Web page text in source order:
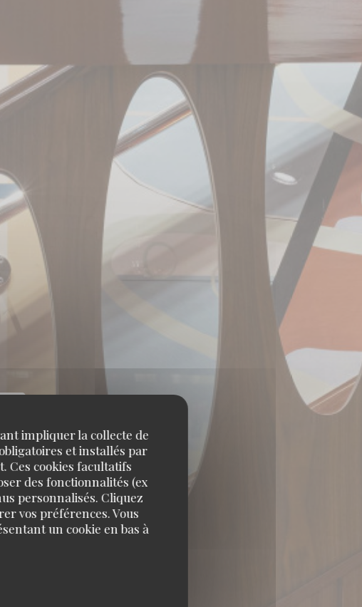
impliquer la collecte de
et installés par
Ces cookies facultatifs
des fonctionnalités (ex
personnalisés. Cliquez
vos préférences. Vous
un cookie en bas à